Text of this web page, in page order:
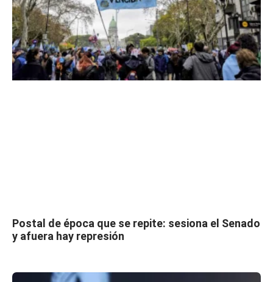
Postal de época que se repite: sesiona el Senado
y afuera hay represión